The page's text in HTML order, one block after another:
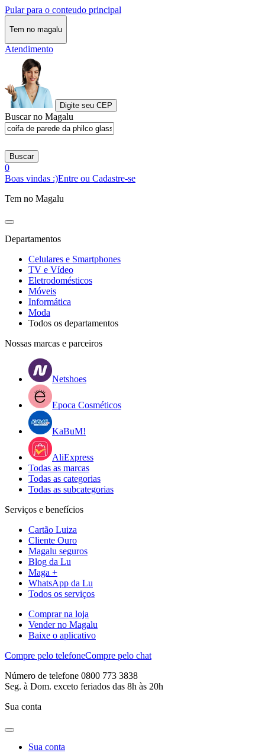
Pular para o conteudo principal
Tem no magalu
Atendimento
Digite seu CEP
Buscar no Magalu
Buscar
0
Boas vindas :)Entre ou Cadastre-se
Tem no Magalu
Departamentos
Celulares e Smartphones
TV e Vídeo
Eletrodomésticos
Móveis
Informática
Moda
Todos os departamentos
Nossas marcas e parceiros
Netshoes
Epoca Cosméticos
KaBuM!
AliExpress
Todas as marcas
Todas as categorias
Todas as subcategorias
Serviços e benefícios
Cartão Luiza
Cliente Ouro
Magalu seguros
Blog da Lu
Maga +
WhatsApp da Lu
Todos os serviços
Comprar na loja
Vender no Magalu
Baixe o aplicativo
Compre pelo telefoneCompre pelo chat
Número de telefone 0800 773 3838
Seg. à Dom. exceto feriados das 8h às 20h
Sua conta
Sua conta